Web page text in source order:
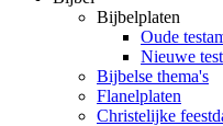
Bijbelplaten
Oude
Nieuwe
Bijbelse thema's
Flanelplaten
Christelijke